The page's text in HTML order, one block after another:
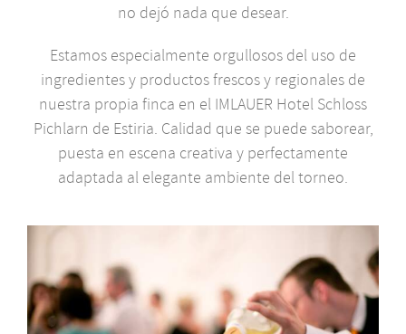
no dejó nada que desear.
Estamos especialmente orgullosos del uso de
ingredientes y productos frescos y regionales de
nuestra propia finca en el IMLAUER Hotel Schloss
Pichlarn de Estiria. Calidad que se puede saborear,
puesta en escena creativa y perfectamente
adaptada al elegante ambiente del torneo.